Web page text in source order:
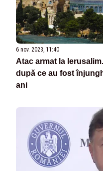
6 nov. 2023, 11:40
Atac armat la
după ce au fost
ani